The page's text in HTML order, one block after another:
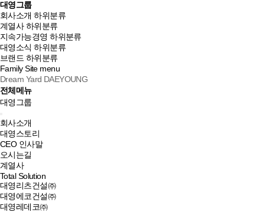
대영그룹
회사소개 하위분류
계열사 하위분류
지속가능경영 하위분류
대영소식 하위분류
브랜드 하위분류
Family Site menu
Dream Yard DAEYOUNG
전체메뉴
대영그룹
회사소개
대영스토리
CEO 인사말
오시는길
계열사
Total Solution
대영리츠건설㈜
대영에코건설㈜
대영레데코㈜